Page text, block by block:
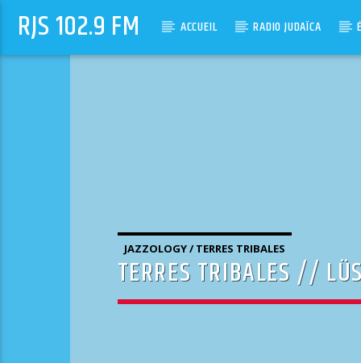
RJS 102.9 FM ACCUEIL RADIO JUDAÏCA
JAZZOLOGY / TERRES TRIBALES
TERRES TRIBALES //